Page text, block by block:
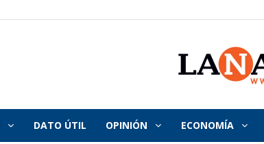
DATO ÚTIL OPINIÓN ECONOMÍA